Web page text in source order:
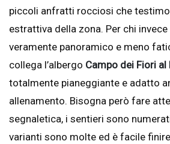
piccoli anfratti rocciosi che
estrattiva della zona. Per chi
veramente panoramico e meno
collega l’albergo Campo dei Fiori al
totalmente pianeggiante e adatto
allenamento. Bisogna però fare
segnaletica, i sentieri sono
varianti sono molte ed è facile